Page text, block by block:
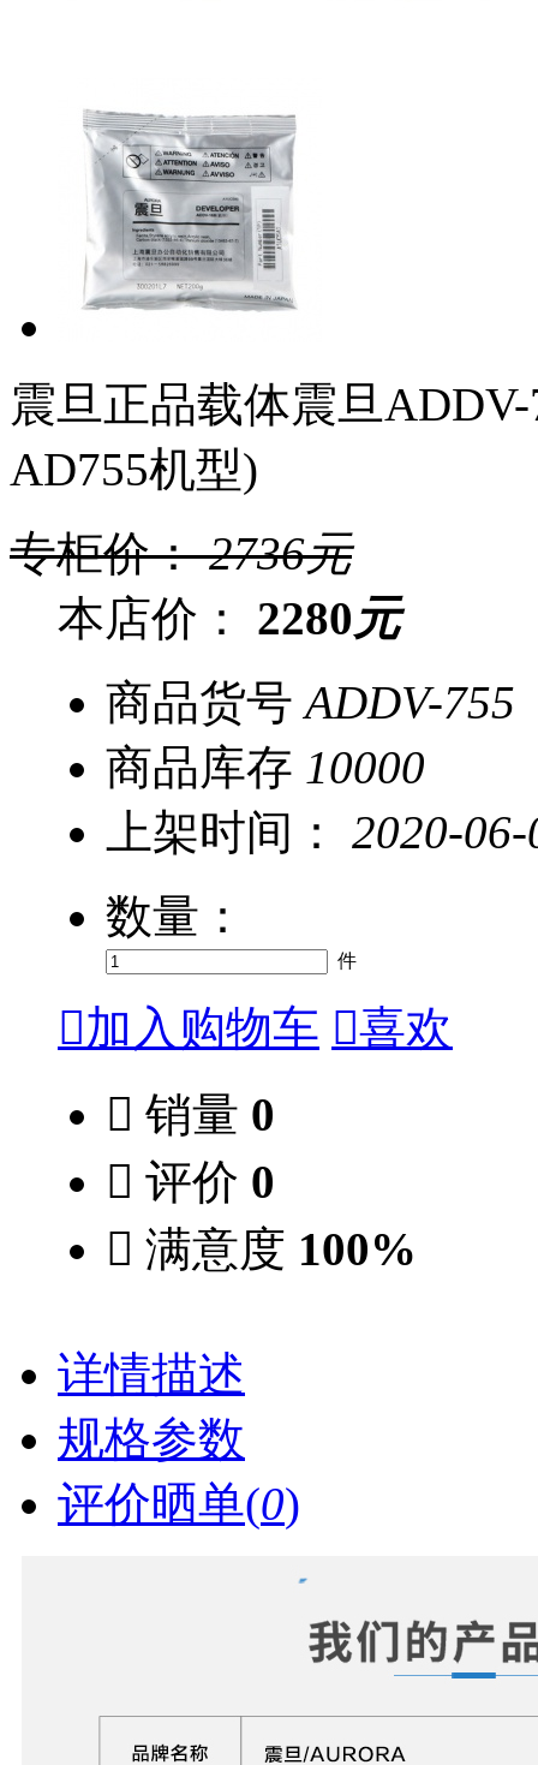
震旦正品载体震旦
AD755机型)
专柜价：2736元
本店价：
2280元
商品货号 ADDV-755
商品库存 10000
上架时间：
2020-06-
数量：
件
加入购物车 喜欢
 销量 0
 评价 0
 满意度 100%
详情描述
规格参数
评价晒单(0)